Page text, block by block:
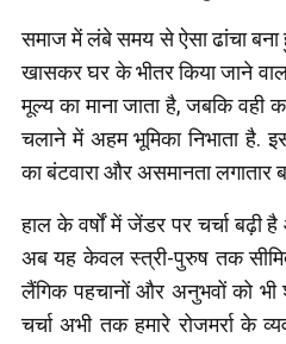
समाज में लंबे समय से ऐसा ढांचा
खासकर घर के भीतर किया जाने
मूल्य का माना जाता है, जबकि वही
चलाने में अहम भूमिका निभाता है.
का बंटवारा और असमानता लगातार
हाल के वर्षों में जेंडर पर चर्चा
अब यह केवल स्त्री-पुरुष तक
लैंगिक पहचानों और अनुभवों को भी
चर्चा अभी तक हमारे रोजमर्रा के